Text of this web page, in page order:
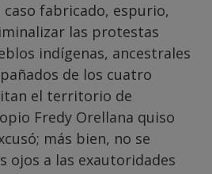
caso fabricado, espurio,
las protestas
indígenas, ancestrales
de los cuatro
el territorio de
Fredy Orellana quiso
más bien, no se
ojos a las exautoridades